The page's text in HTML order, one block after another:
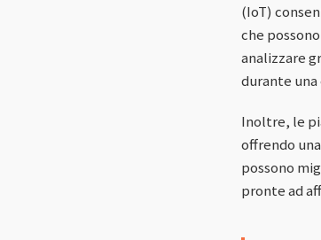
(IoT)
che
analizzare
durante una
Inoltre, le
offrendo
possono
pronte ad